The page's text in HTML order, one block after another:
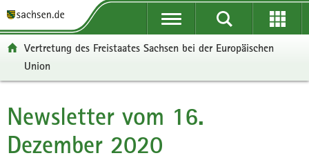
t
l
b
e
r
t
l
a
v
i
p
i
h
a
l
t
r
B
e
r
Vertretung des Freistaates Sachsen bei der Europäischen
Union
Hauptinhalt
Newsletter vom 16.
Dezember 2020